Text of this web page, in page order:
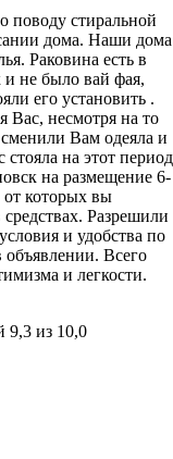
поводу стиральной
дома. Наши дома
Раковина есть в
и не было вай фая,
его установить .
Вас, несмотря на то
Вам одеяла и
на этот период
на размещение 6-
которых вы
средствах. Разрешили
и удобства по
Всего
и легкости.
9,3 из 10,0